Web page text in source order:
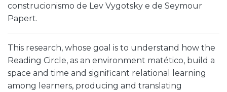
construcionismo de Lev Vygotsky e de Seymour
Papert.
This research, whose goal is to understand how the
Reading Circle, as an environment matético, build a
space and time and significant relational learning
among learners, producing and translating